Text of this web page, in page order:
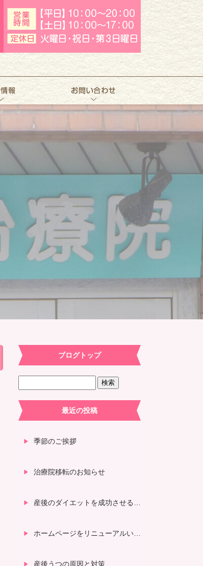
ブログトップ
最近の投稿
季節のご挨拶
治療院移転のお知らせ
産後うつの原因と対策